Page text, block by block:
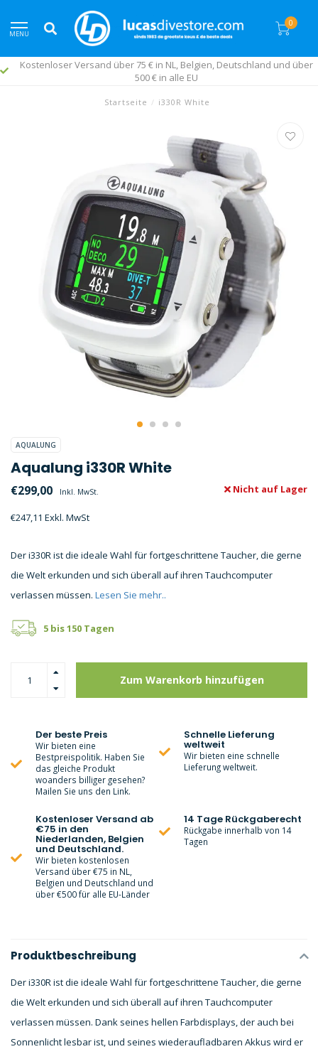
MENU
0
Kostenloser Versand über 75 € in NL, Belgien, Deutschland und über
500 € in alle EU
Startseite / i330R White
AQUALUNG
Aqualung i330R White
€299,00 Inkl. MwSt.
€247,11 Exkl. MwSt
Nicht auf Lager
Der i330R ist die ideale Wahl für fortgeschrittene Taucher, die gerne
die Welt erkunden und sich überall auf ihren Tauchcomputer
verlassen müssen. Lesen Sie mehr..
5 bis 150 Tagen
Zum Warenkorb hinzufügen
Der beste Preis
Wir bieten eine
Bestpreispolitik. Haben Sie
das gleiche Produkt
woanders billiger gesehen?
Mailen Sie uns den Link.
Schnelle Lieferung
weltweit
Wir bieten eine schnelle
Lieferung weltweit.
Kostenloser Versand ab
€75 in den
Niederlanden, Belgien
und Deutschland.
Wir bieten kostenlosen
Versand über €75 in NL,
Belgien und Deutschland und
über €500 für alle EU-Länder
14 Tage Rückgaberecht
Rückgabe innerhalb von 14
Tagen
Produktbeschreibung
Der i330R ist die ideale Wahl für fortgeschrittene Taucher, die gerne
die Welt erkunden und sich überall auf ihren Tauchcomputer
verlassen müssen. Dank seines hellen Farbdisplays, der auch bei
Sonnenlicht lesbar ist, und seines wiederaufladbaren Akkus wird er